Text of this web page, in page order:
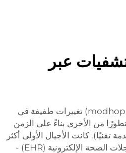
عبر
مع مرور الوقت، شهدت عربة الحاسوب (modhopuch) تغييرات طفيفة في
من الأخرى بناءً على الزمن
كانت الأجيال الأولى أكثر
تركيزًا على التخزين وتطورت لتصبح مكانًا لسجلات الصحة الإلكترونية (EHR) -